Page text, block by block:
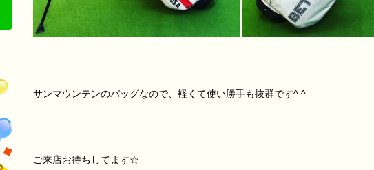
サンマウンテンのバッグなので、軽くて使い勝手も抜群です^ ^
ご来店お待ちしてます☆